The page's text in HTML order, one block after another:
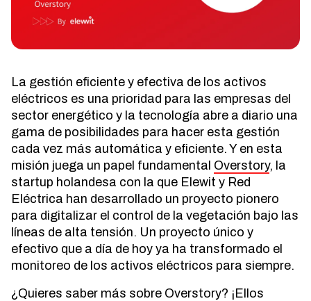
La gestión eficiente y efectiva de los activos
eléctricos es una prioridad para las empresas del
sector energético y la tecnología abre a diario una
gama de posibilidades para hacer esta gestión
cada vez más automática y eficiente. Y en esta
misión juega un papel fundamental Overstory, la
startup holandesa con la que Elewit y Red
Eléctrica han desarrollado un proyecto pionero
para digitalizar el control de la vegetación bajo las
líneas de alta tensión. Un proyecto único y
efectivo que a día de hoy ya ha transformado el
monitoreo de los activos eléctricos para siempre.
¿Quieres saber más sobre Overstory? ¡Ellos